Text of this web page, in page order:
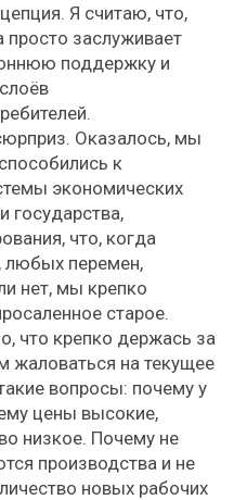
Я считаю, что,
просто заслуживает
поддержку и
Оказалось, мы
к
экономических
государства,
что, когда
любых перемен,
нет, мы крепко
старое.
что крепко держась за
жаловаться на текущее
вопросы: почему у
цены высокие,
низкое. Почему не
производства и не
новых рабочих